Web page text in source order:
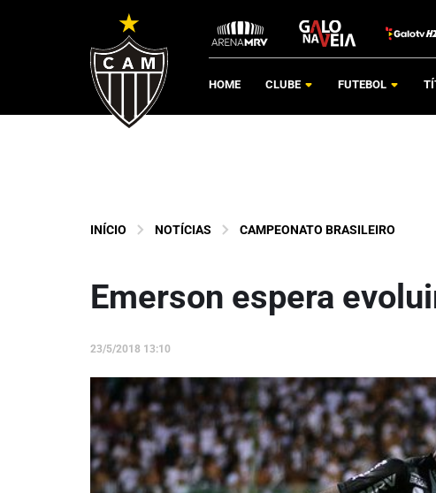
HOME CLUBE FUTEBOL
INÍCIO NOTÍCIAS CAMPEONATO BRASILEIRO
Emerson espera
23/5/2018 13:10